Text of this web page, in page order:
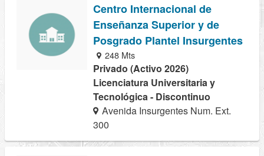
Centro Internacional de
Enseñanza Superior y de
Posgrado Plantel Insurgentes
248 Mts
Privado (Activo 2026)
Licenciatura Universitaria y
Tecnológica - Discontinuo
Avenida Insurgentes Num. Ext.
300